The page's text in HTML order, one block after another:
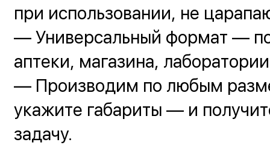
при использовании, не
— Универсальный формат —
аптеки, магазина,
— Производим по любым
укажите габариты — и
задачу.